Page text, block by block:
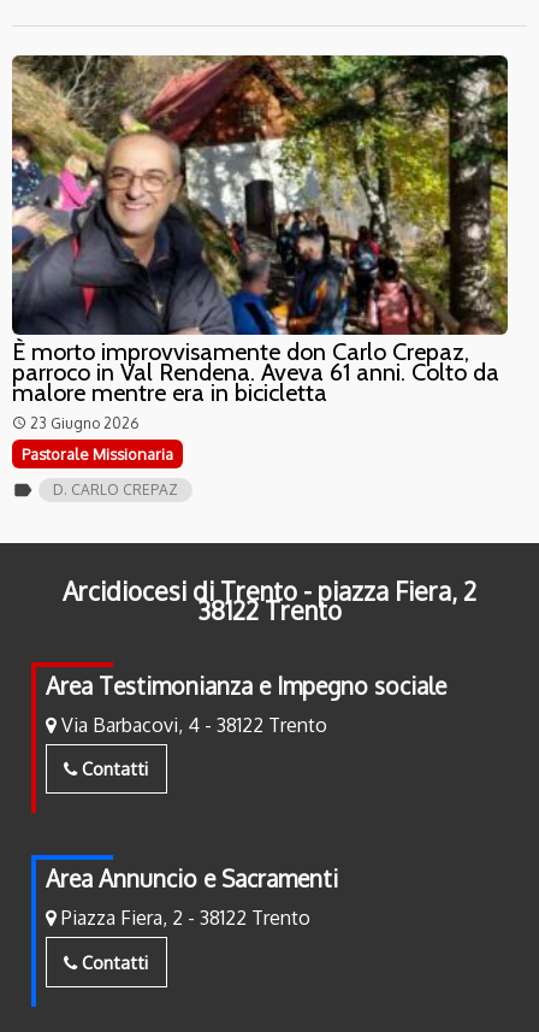
È morto improvvisamente don Carlo Crepaz,
parroco in Val Rendena. Aveva 61 anni. Colto da
malore mentre era in bicicletta
access_time 23 Giugno 2026
Pastorale Missionaria
label D. CARLO CREPAZ
Arcidiocesi di Trento - piazza Fiera, 2
38122 Trento
Area Testimonianza e Impegno sociale
Via Barbacovi, 4 - 38122 Trento
Contatti
Area Annuncio e Sacramenti
Piazza Fiera, 2 - 38122 Trento
Contatti